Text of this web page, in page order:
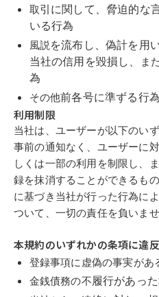
取引に関して、 脅迫的な
いる行為
風説を流布し、 偽計を用
当社の信用を毀損し、 ま
為
その他前各号に準ずる行為
利用制限
当社は、ユーザーが以下のい
事前の通知なく、ユーザーに
しくは一部の利用を制限し、
録を抹消することができるも
に基づき当社が行った行為に
ついて、 一切の責任を負いませ
本規約のいずれかの条項に違
登録事項に虚偽の事実があ
金銭債務の不履行があっ